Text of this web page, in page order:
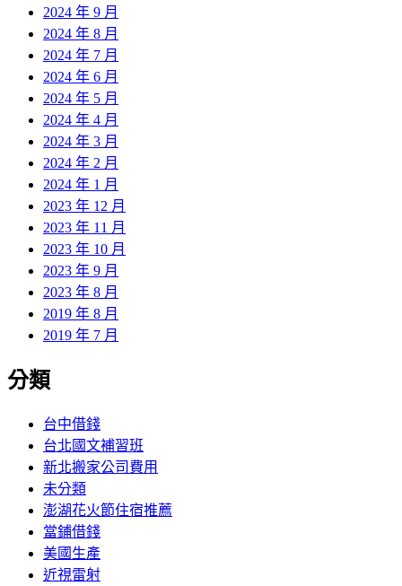
2024 年 9 月
2024 年 8 月
2024 年 7 月
2024 年 6 月
2024 年 5 月
2024 年 4 月
2024 年 3 月
2024 年 2 月
2024 年 1 月
2023 年 12 月
2023 年 11 月
2023 年 10 月
2023 年 9 月
2023 年 8 月
2019 年 8 月
2019 年 7 月
分類
台中借錢
台北國文補習班
新北搬家公司費用
未分類
澎湖花火節住宿推薦
當鋪借錢
美國生產
近視雷射